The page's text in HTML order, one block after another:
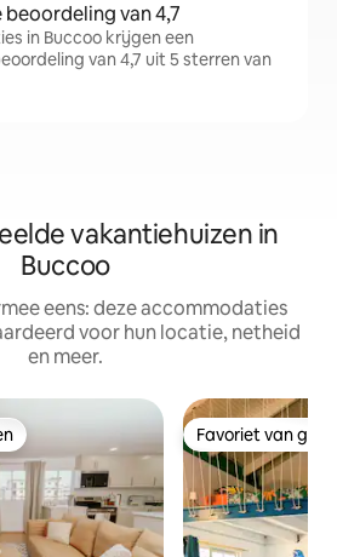
van 4,7
in Buccoo krijgen een
van 4,7 uit 5 sterren van
vakantiehuizen in
Buccoo
eens: deze accommodaties
voor hun locatie, netheid
en meer.
Favoriet van
Favoriet van